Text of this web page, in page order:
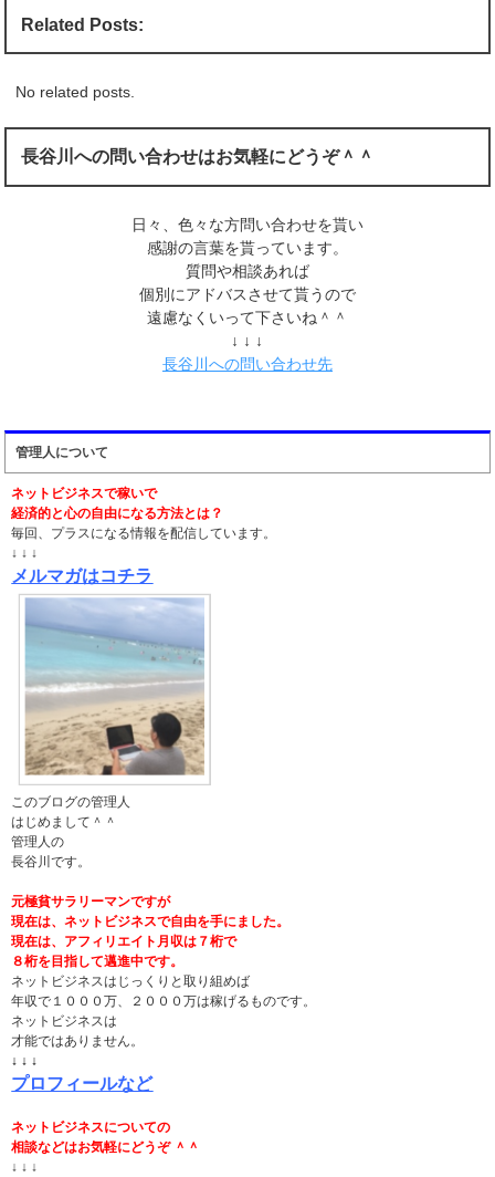
Related Posts:
No related posts.
長谷川への問い合わせはお気軽にどうぞ＾＾
日々、色々な方問い合わせを貰い
感謝の言葉を貰っています。
質問や相談あれば
個別にアドバスさせて貰うので
遠慮なくいって下さいね＾＾
↓ ↓ ↓
長谷川への問い合わせ先
管理人について
ネットビジネスで稼いで
経済的と心の自由になる方法とは？
毎回、プラスになる情報を配信しています。
↓ ↓ ↓
メルマガはコチラ
このブログの管理人
はじめまして＾＾
管理人の
長谷川です。
元極貧サラリーマンですが
現在は、ネットビジネスで自由を手にました。
現在は、アフィリエイト月収は７桁で
８桁を目指して邁進中です。
ネットビジネスはじっくりと取り組めば
年収で１０００万、２０００万は稼げるものです。
ネットビジネスは
才能ではありません。
↓ ↓ ↓
プロフィールなど
ネットビジネスについての
相談などはお気軽にどうぞ ＾＾
↓ ↓ ↓